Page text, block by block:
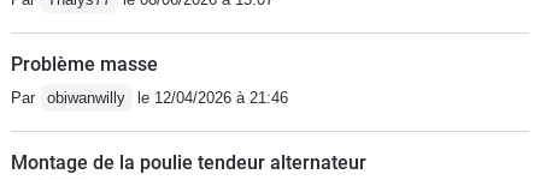
Problème masse
Par obiwanwilly le 12/04/2026 à 21:46
Montage de la poulie tendeur alternateur